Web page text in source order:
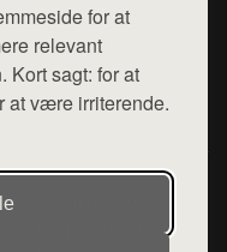
for at
relevant
Kort sagt: for at
at være irriterende.
hej@want.dk
og privatlivspolitik
en række
produkter fra